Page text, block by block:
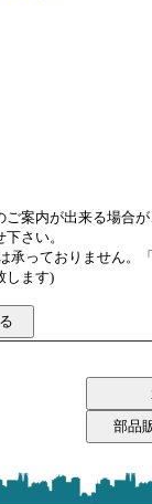
案内が出来る場合
さい。
承っておりません。
します)